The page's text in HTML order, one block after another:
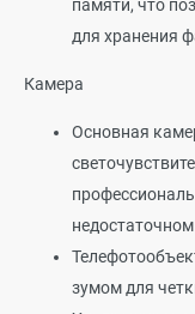
памяти, что
для хранения
Камера
Основная
зумом для